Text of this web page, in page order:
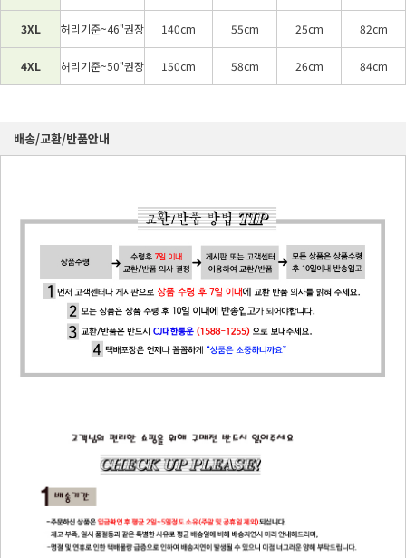
3XL 허리기준~46"권장 140cm 55cm 25cm 82cm
4XL 허리기준~50"권장 150cm 58cm 26cm 84cm
배송/교환/반품안내